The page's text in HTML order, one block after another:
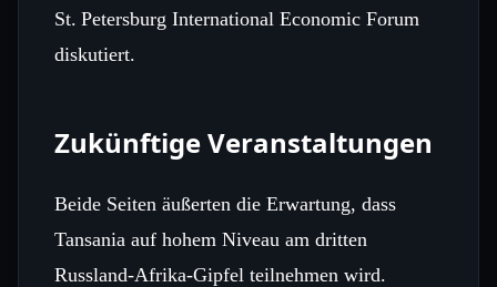
St. Petersburg International Economic Forum
diskutiert.
Zukünftige Veranstaltungen
Beide Seiten äußerten die Erwartung, dass
Tansania auf hohem Niveau am dritten
Russland‑Afrika‑Gipfel teilnehmen wird.